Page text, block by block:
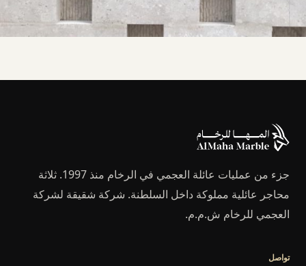
جزء من عمليات عائلة العجمي في الرخام منذ 1997. ثلاثة
محاجر عائلية مملوكة داخل السلطنة. شركة شقيقة لشركة
العجمي للرخام ش.م.م.
تواصل